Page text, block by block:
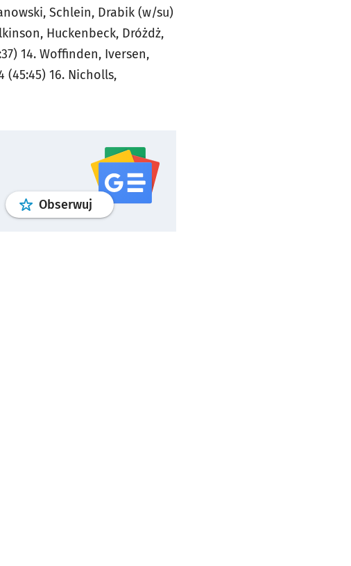
Schlein, Drabik (w/su)
Huckenbeck, Dróżdż,
14. Woffinden, Iversen,
(45:45) 16. Nicholls,
Obserwuj profilgoogle news